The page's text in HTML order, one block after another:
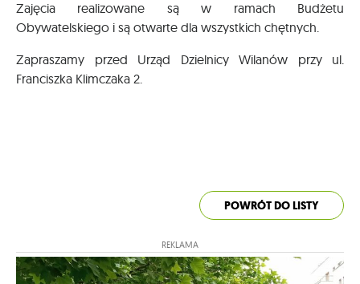
Zajęcia realizowane są w ramach Budżetu
Obywatelskiego i są otwarte dla wszystkich chętnych.
Zapraszamy przed Urząd Dzielnicy Wilanów przy ul.
Franciszka Klimczaka 2.
POWRÓT DO LISTY
REKLAMA